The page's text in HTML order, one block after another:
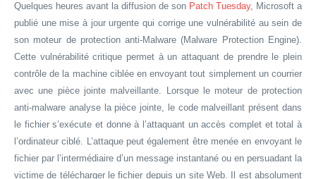
Quelques heures avant la diffusion de son Patch Tuesday, Microsoft a
publié une mise à jour urgente qui corrige une vulnérabilité au sein de
son moteur de protection anti-Malware (Malware Protection Engine).
Cette vulnérabilité critique permet à un attaquant de prendre le plein
contrôle de la machine ciblée en envoyant tout simplement un courrier
avec une pièce jointe malveillante. Lorsque le moteur de protection
anti-malware analyse la pièce jointe, le code malveillant présent dans
le fichier s’exécute et donne à l’attaquant un accès complet et total à
l’ordinateur ciblé. L’attaque peut également être menée en envoyant le
fichier par l’intermédiaire d’un message instantané ou en persuadant la
victime de télécharger le fichier depuis un site Web. Il est absolument